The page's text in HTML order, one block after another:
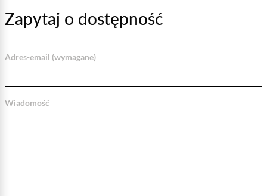
Zapytaj o dostępność
Adres-email (wymagane)
Wiadomość